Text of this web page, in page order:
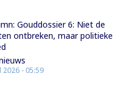
Gouddossier 6: Niet de
ontbreken, maar politieke
2026 - 05:59